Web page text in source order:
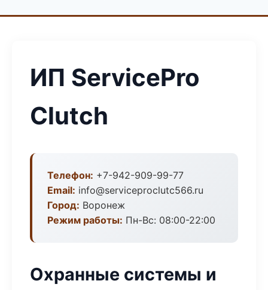
ИП ServicePro
Clutch
Телефон: +7-942-909-99-77
Email: info@serviceproclutc566.ru
Город: Воронеж
Режим работы: Пн-Вс: 08:00-22:00
Охранные системы и